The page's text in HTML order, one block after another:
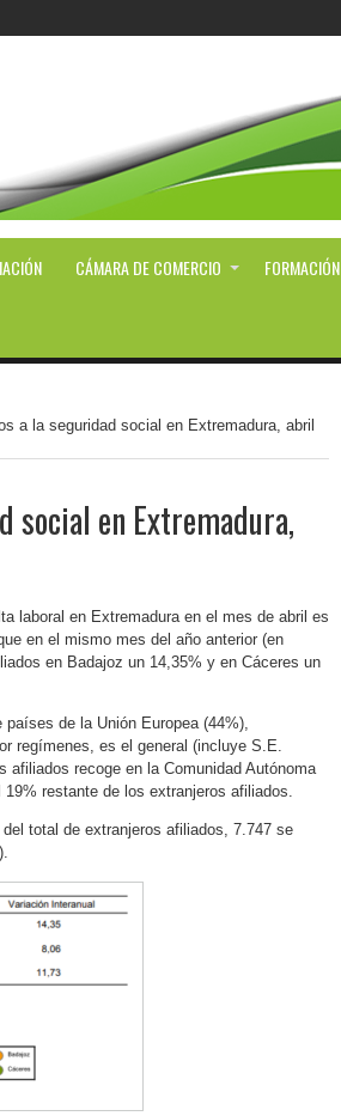
CÁMARA DE COMERCIO FORMACIÓN
a la seguridad social en Extremadura, abril
social en Extremadura,
laboral en Extremadura en el mes de abril es
en el mismo mes del año anterior (en
en Badajoz un 14,35% y en Cáceres un
de la Unión Europea (44%),
regímenes, es el general (incluye S.E.
recoge en la Comunidad Autónoma
restante de los extranjeros afiliados.
total de extranjeros afiliados, 7.747 se